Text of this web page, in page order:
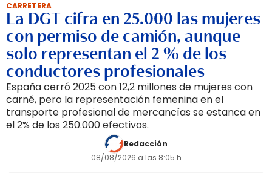
CARRETERA
La DGT cifra en 25.000 las mujeres
con permiso de camión, aunque
solo representan el 2 % de los
conductores profesionales
España cerró 2025 con 12,2 millones de mujeres con
carné, pero la representación femenina en el
transporte profesional de mercancías se estanca en
el 2% de los 250.000 efectivos.
Redacción
08/08/2026 a las 8:05 h